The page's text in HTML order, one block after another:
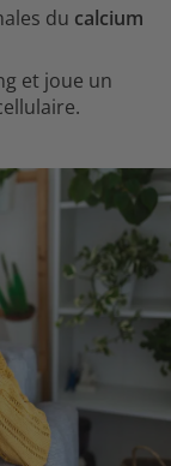
du calcium
et joue un